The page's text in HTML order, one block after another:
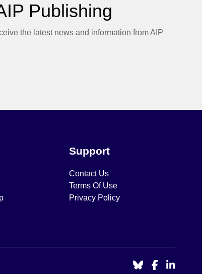
Publishing
the latest news and information from AIP
Support
Contact Us
Terms Of Use
Privacy Policy